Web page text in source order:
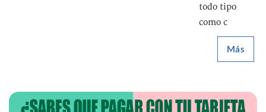
todo tipo
como c
Más